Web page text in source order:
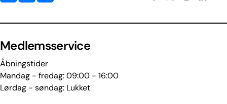
Medlemsservice
Åbningstider
Mandag - fredag: 09:00 - 16:00
Lørdag - søndag: Lukket